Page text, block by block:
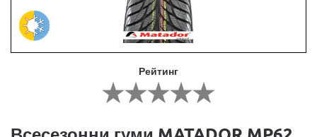
Рейтинг